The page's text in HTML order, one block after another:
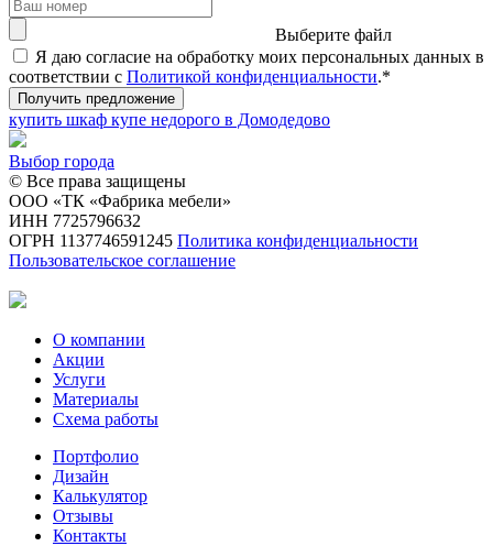
Выберите файл
Я даю согласие на обработку моих персональных данных в
соответствии с Политикой конфиденциальности.*
Получить предложение
купить шкаф купе недорого в Домодедово
Выбор города
© Все права защищены
ООО «ТК «Фабрика мебели»
ИНН 7725796632
ОГРН 1137746591245 Политика конфиденциальности
Пользовательское соглашение
О компании
Акции
Услуги
Материалы
Схема работы
Портфолио
Дизайн
Калькулятор
Отзывы
Контакты